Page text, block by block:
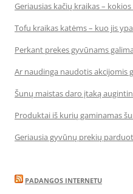
Geriausias kačių kraikas –
Tofu kraikas katėms – kuo jis
Perkant prekes gyvūnams
Ar naudinga naudotis akcijomis
Šunų maistas daro įtaką
Produktai iš kurių gaminamas
Geriausia gyvūnų prekių
PADANGOS INTERNETU